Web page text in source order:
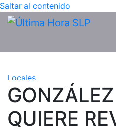
Saltar al contenido
Locales
QUIERE